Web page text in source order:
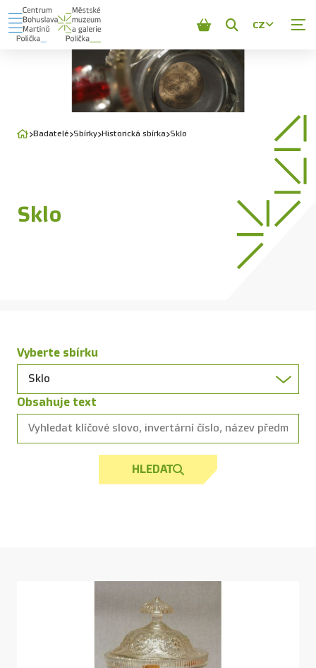
Zobrazit
vyhledávání
CZ
Badatelé Sbírky Historická sbírka Sklo
Sklo
Vyberte sbírku
Obsahuje text
HLEDAT